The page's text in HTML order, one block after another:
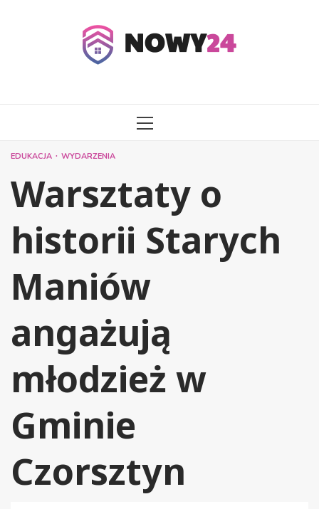
MENU
EDUKACJA WYDARZENIA
Warsztaty o
historii Starych
Maniów
angażują
młodzież w
Gminie
Czorsztyn